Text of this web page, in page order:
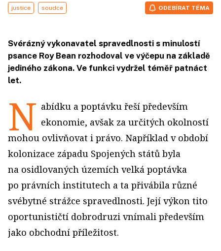
justice soudce ODEBÍRAT TÉMA
Svérázný vykonavatel spravedlnosti s minulostí
psance Roy Bean rozhodoval ve výčepu na základě
jediného zákona. Ve funkci vydržel téměř patnáct
let.
N abídku a poptávku řeší především
ekonomie, avšak za určitých okolností
mohou ovlivňovat i právo. Například v období
kolonizace západu Spojených států byla
na osidlovaných územích velká poptávka
po právních institutech a ta přivábila různé
svébytné strážce spravedlnosti. Její výkon tito
oportunističtí dobrodruzi vnímali především
jako obchodní příležitost.